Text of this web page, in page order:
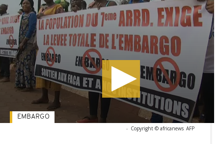
- Copyright © africanews AFP
EMBARGO